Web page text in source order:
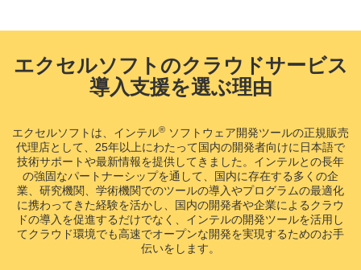
エクセルソフトのクラウドサービス
導入支援を選ぶ理由
エクセルソフトは、インテル® ソフトウェア開発ツールの正規販売
代理店として、25年以上にわたって国内の開発者向けに日本語で
技術サポートや最新情報を提供してきました。インテルとの長年
の強固なパートナーシップを通して、国内に存在する多くの企
業、研究機関、学術機関でのツールの導入やプログラムの最適化
に携わってきた経験を活かし、国内の開発者や企業によるクラウ
ドの導入を促進するだけでなく、インテルの開発ツールを活用し
てクラウド環境でも高速でオープンな開発を実現するためのお手
伝いをします。